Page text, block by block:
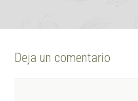
Deja un comentario